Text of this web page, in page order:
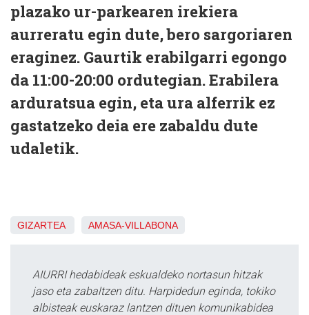
plazako ur-parkearen irekiera
aurreratu egin dute, bero sargoriaren
eraginez. Gaurtik erabilgarri egongo
da 11:00-20:00 ordutegian. Erabilera
arduratsua egin, eta ura alferrik ez
gastatzeko deia ere zabaldu dute
udaletik.
GIZARTEA AMASA-VILLABONA
AIURRI hedabideak eskualdeko nortasun hitzak
jaso eta zabaltzen ditu. Harpidedun eginda, tokiko
albisteak euskaraz lantzen dituen komunikabidea